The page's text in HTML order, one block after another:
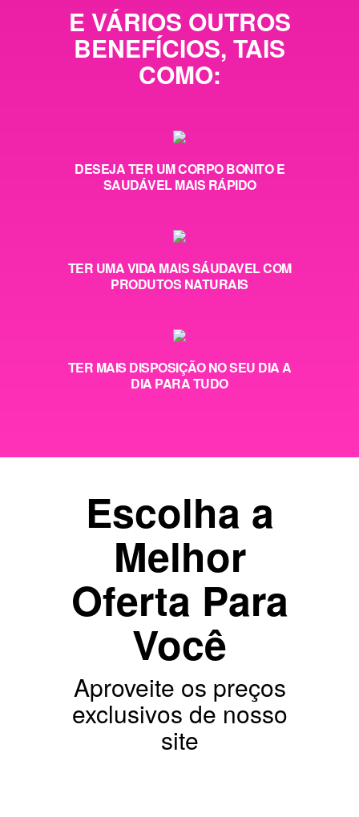
E VÁRIOS OUTROS
BENEFÍCIOS, TAIS
COMO:
DESEJA TER UM CORPO BONITO E
SAUDÁVEL MAIS RÁPIDO
TER UMA VIDA MAIS SÁUDAVEL COM
PRODUTOS NATURAIS
TER MAIS DISPOSIÇÃO NO SEU DIA A
DIA PARA TUDO
Escolha a
Melhor
Oferta Para
Você
Aproveite os preços
exclusivos de nosso
site